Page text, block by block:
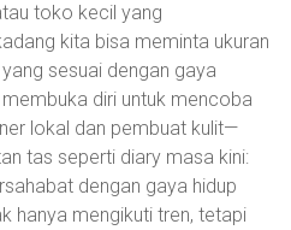
toko kecil yang
kita bisa meminta ukuran
sesuai dengan gaya
diri untuk mencoba
lokal dan pembuat kulit—
tas seperti diary masa kini:
dengan gaya hidup
hanya mengikuti tren, tetapi